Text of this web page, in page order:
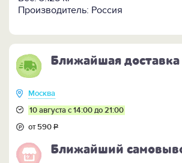
Производитель: Россия
Ближайшая доставка
Москва
10 августа с 14:00 до 21:00
от 590Р
Ближайший